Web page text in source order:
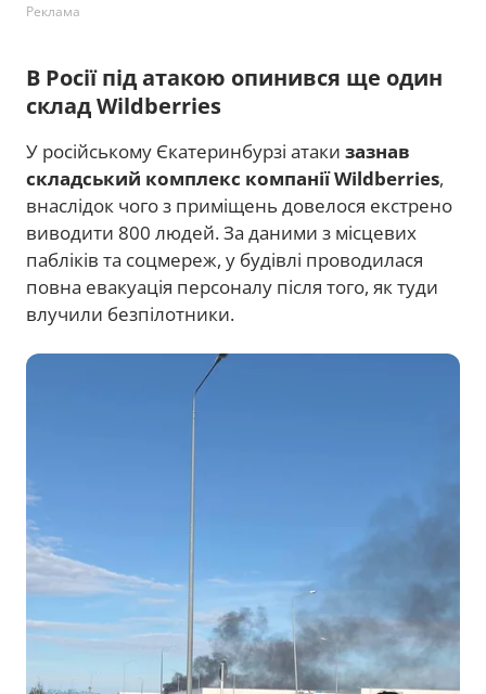
Реклама
В Росії під атакою опинився ще один
склад Wildberries
У російському Єкатеринбурзі атаки зазнав
складський комплекс компанії Wildberries,
внаслідок чого з приміщень довелося екстрено
виводити 800 людей. За даними з місцевих
пабліків та соцмереж, у будівлі проводилася
повна евакуація персоналу після того, як туди
влучили безпілотники.